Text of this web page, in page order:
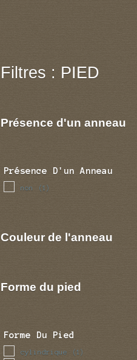
Filtres : PIED
Présence d'un anneau
Présence D'un Anneau
non (1)
Couleur de l'anneau
Forme du pied
Forme Du Pied
cylindrique (1)